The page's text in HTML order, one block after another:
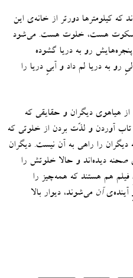
که کیلومترها دورتر از خانه‌ی این
سکوت هست، خلوت هست. می‌شود
رو به دریا گشوده
به دریا لم داد و آبیِ دریا را
هیاهوی دیگران و حقایقی که
آوردن و لذّت‌ بردن از خلوتی که
را راهی به آن نیست.دیگران
صحنه دیده‌اند و حالا خلوتش را
فیلم هم هستند که همه‌چیز را
آینده‌یآن می‌شوند، دیوار بالا